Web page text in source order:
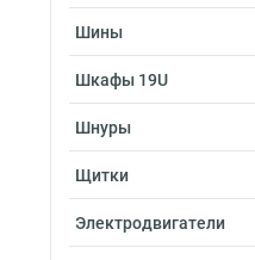
Шины
Шкафы 19U
Шнуры
Щитки
Электродвигатели